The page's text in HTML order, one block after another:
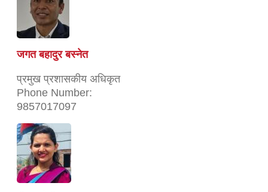
जगत बहादुर बस्नेत
प्रमुख प्रशासकीय अधिकृत
Phone Number:
9857017097